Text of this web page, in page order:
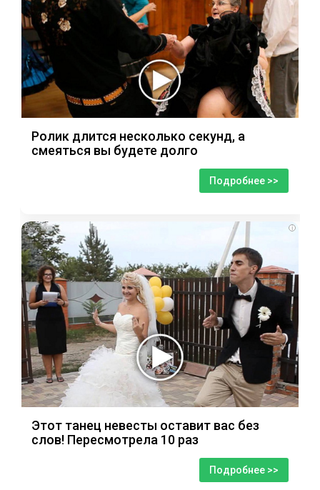
Ролик длится несколько секунд, а
смеяться вы будете долго
Подробнее >>
i
Этот танец невесты оставит вас без
слов! Пересмотрела 10 раз
Подробнее >>